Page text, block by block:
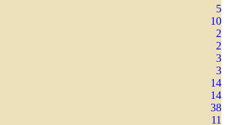
5
10
2
2
3
3
14
14
38
11